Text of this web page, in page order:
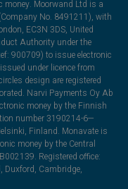
money. Moorwand Ltd is a
No. 8491211), with
EC3N 3DS, United
Authority under the
900709) to issue electronic
under licence from
design are registered
Narvi Payments Oy Ab
money by the Finnish
number 3190214-6—
Finland. Monavate is
money by the Central
Registered office:
Duxford, Cambridge,